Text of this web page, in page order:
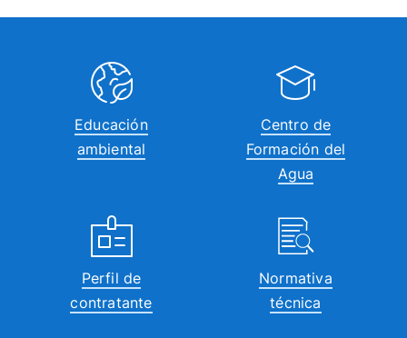
Educación
ambiental
Centro de
Formación del
Agua
Perfil de
contratante
Normativa
técnica